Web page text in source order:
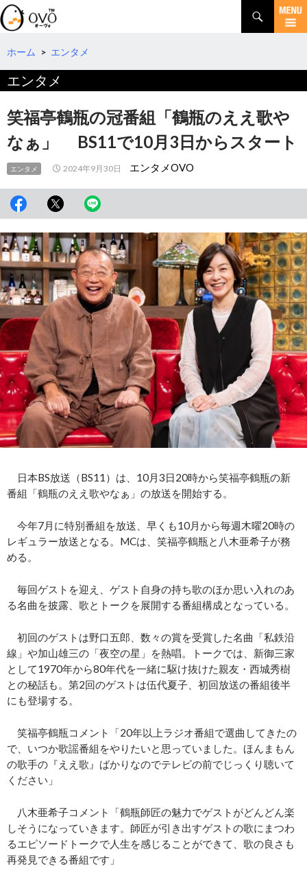
検
索
コ
テ
へ
動
ホーム > エンタメ
エンタメ
笑福亭鶴瓶の冠番組「鶴瓶のええ歌や
なぁ」 BS11で10月3日からスタート
エンタメ 2024年9月30日 エンタメOVO
日本BS放送（BS11）は、10月3日20時から笑福亭鶴瓶の新
番組「鶴瓶のええ歌やなぁ」の放送を開始する。
今年7月に特別番組を放送、早くも10月から毎週木曜20時の
レギュラー放送となる。MCは、笑福亭鶴瓶と八木亜希子が務
める。
毎回ゲストを迎え、ゲスト自身の持ち歌のほか思い入れのあ
る名曲を披露、歌とトークを展開する番組構成となっている。
初回のゲストは野口五郎、数々の賞を受賞した名曲「私鉄沿
線」や加山雄三の「夜空の星」を熱唱。トークでは、新御三家
として1970年から80年代を一緒に駆け抜けた親友・西城秀樹
との秘話も。第2回のゲストは伍代夏子、初回放送の番組後半
にも登場する。
笑福亭鶴瓶コメント「20年以上ラジオ番組で選曲してきたの
で、いつか歌謡番組をやりたいと思っていました。ほんまもん
の歌手の『ええ歌』ばかりなのでテレビの前でじっくり聴いて
ください」
八木亜希子コメント「鶴瓶師匠の魅力でゲストがどんどん楽
しそうになっていきます。師匠が引き出すゲストの歌にまつわ
るエピソードトークで人生を感じることができて、歌の良さも
再発見できる番組です」